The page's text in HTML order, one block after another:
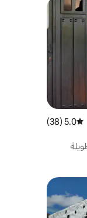
متوسط التقييم 5.0 من 5، 38 مراجعات
5.0 (38)